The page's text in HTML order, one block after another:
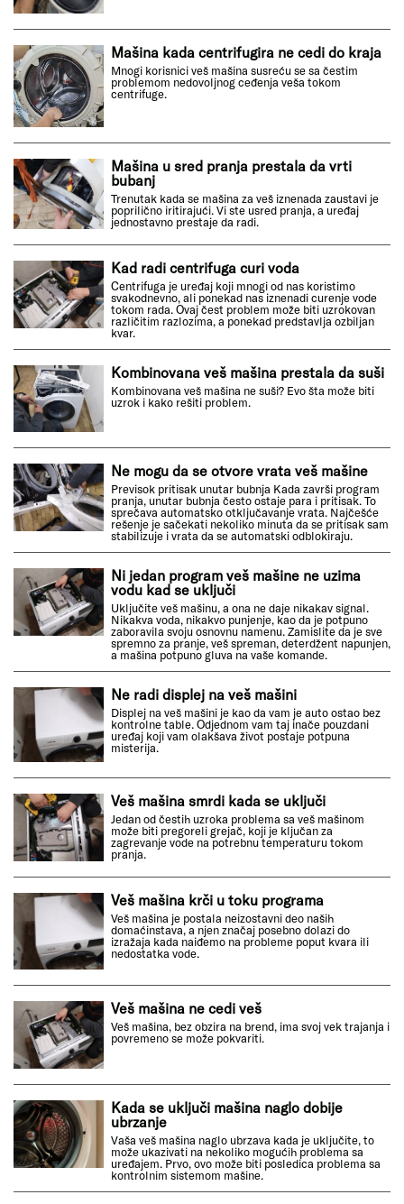
Mašina kada centrifugira ne cedi do kraja
Mnogi korisnici veš mašina susreću se sa čestim
problemom nedovoljnog ceđenja veša tokom
centrifuge.
Mašina u sred pranja prestala da vrti
bubanj
Trenutak kada se mašina za veš iznenada zaustavi je
poprilično iritirajući. Vi ste usred pranja, a uređaj
jednostavno prestaje da radi.
Kad radi centrifuga curi voda
Centrifuga je uređaj koji mnogi od nas koristimo
svakodnevno, ali ponekad nas iznenadi curenje vode
tokom rada. Ovaj čest problem može biti uzrokovan
različitim razlozima, a ponekad predstavlja ozbiljan
kvar.
Kombinovana veš mašina prestala da suši
Kombinovana veš mašina ne suši? Evo šta može biti
uzrok i kako rešiti problem.
Ne mogu da se otvore vrata veš mašine
Previsok pritisak unutar bubnja Kada završi program
pranja, unutar bubnja često ostaje para i pritisak. To
sprečava automatsko otključavanje vrata. Najčešće
rešenje je sačekati nekoliko minuta da se pritisak sam
stabilizuje i vrata da se automatski odblokiraju.
Ni jedan program veš mašine ne uzima
vodu kad se uključi
Uključite veš mašinu, a ona ne daje nikakav signal.
Nikakva voda, nikakvo punjenje, kao da je potpuno
zaboravila svoju osnovnu namenu. Zamislite da je sve
spremno za pranje, veš spreman, deterdžent napunjen,
a mašina potpuno gluva na vaše komande.
Ne radi displej na veš mašini
Displej na veš mašini je kao da vam je auto ostao bez
kontrolne table. Odjednom vam taj inače pouzdani
uređaj koji vam olakšava život postaje potpuna
misterija.
Veš mašina smrdi kada se uključi
Jedan od čestih uzroka problema sa veš mašinom
može biti pregoreli grejač, koji je ključan za
zagrevanje vode na potrebnu temperaturu tokom
pranja.
Veš mašina krči u toku programa
Veš mašina je postala neizostavni deo naših
domaćinstava, a njen značaj posebno dolazi do
izražaja kada naiđemo na probleme poput kvara ili
nedostatka vode.
Veš mašina ne cedi veš
Veš mašina, bez obzira na brend, ima svoj vek trajanja i
povremeno se može pokvariti.
Kada se uključi mašina naglo dobije
ubrzanje
Vaša veš mašina naglo ubrzava kada je uključite, to
može ukazivati na nekoliko mogućih problema sa
uređajem. Prvo, ovo može biti posledica problema sa
kontrolnim sistemom mašine.